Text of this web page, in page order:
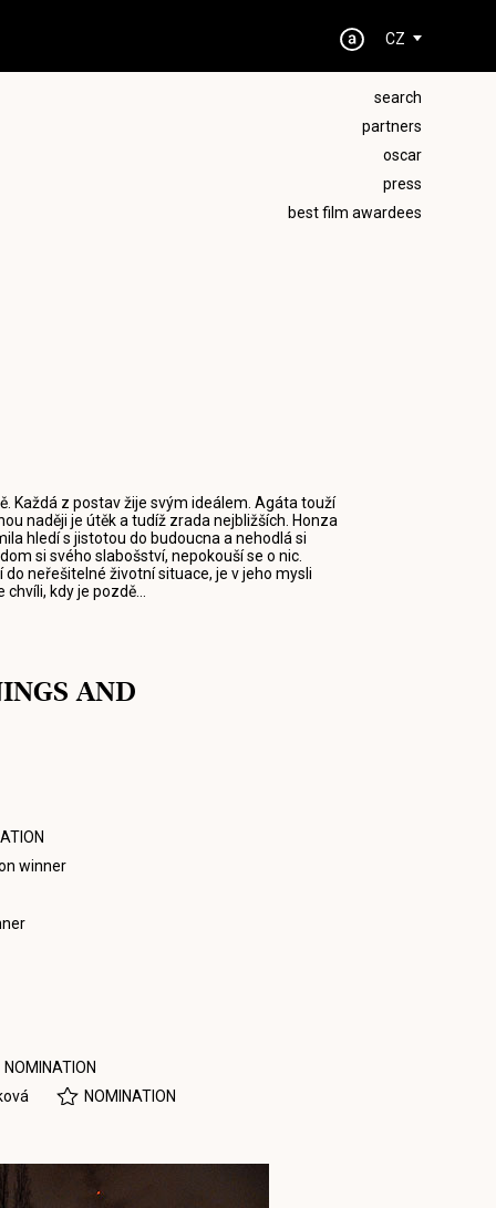
CZ
search
partners
oscar
press
best film awardees
Každá z postav žije svým ideálem. Agáta touží
naději je útěk a tudíž zrada nejbližších. Honza
hledí s jistotou do budoucna a nehodlá si
si svého slabošství, nepokouší se o nic.
neřešitelné životní situace, je v jeho mysli
kdy je pozdě...
AND
winner
NOMINATION
NOMINATION